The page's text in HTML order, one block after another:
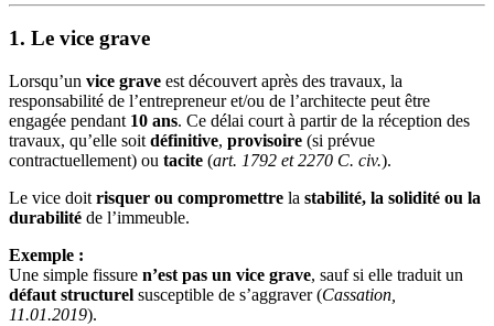
1. Le vice grave
Lorsqu’un vice grave est découvert après des travaux, la
responsabilité de l’entrepreneur et/ou de l’architecte peut être
engagée pendant 10 ans. Ce délai court à partir de la réception des
travaux, qu’elle soit définitive, provisoire (si prévue
contractuellement) ou tacite (art. 1792 et 2270 C. civ.).
Le vice doit risquer ou compromettre la stabilité, la solidité ou la
durabilité de l’immeuble.
Exemple :
Une simple fissure n’est pas un vice grave, sauf si elle traduit un
défaut structurel susceptible de s’aggraver (Cassation,
11.01.2019).